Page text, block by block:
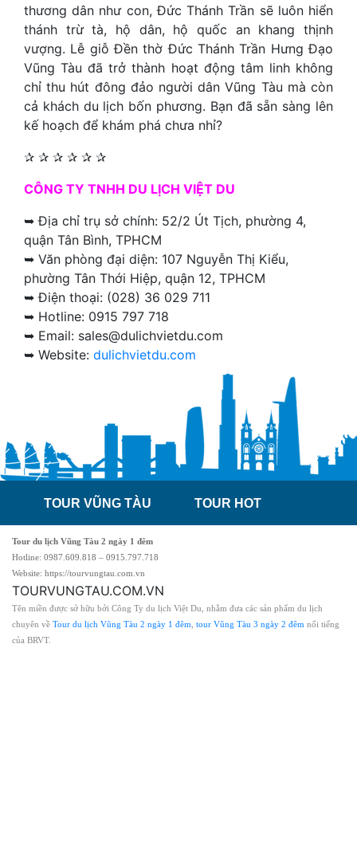
thương dân như con, Đức Thánh Trần sẽ luôn hiển
thánh trừ tà, hộ dân, hộ quốc an khang thịnh
vượng. Lễ giỗ Đền thờ Đức Thánh Trần Hưng Đạo
Vũng Tàu đã trở thành hoạt động tâm linh không
chỉ thu hút đông đảo người dân Vũng Tàu mà còn
cả khách du lịch bốn phương. Bạn đã sẵn sàng lên
kế hoạch để khám phá chưa nhỉ?
✰ ✰ ✰ ✰ ✰ ✰
CÔNG TY TNHH DU LỊCH VIỆT DU
➥ Địa chỉ trụ sở chính: 52/2 Út Tịch, phường 4,
quận Tân Bình, TPHCM
➥ Văn phòng đại diện: 107 Nguyễn Thị Kiểu,
phường Tân Thới Hiệp, quận 12, TPHCM
➥ Điện thoại: (028) 36 029 711
➥ Hotline: 0915 797 718
➥ Email: sales@dulichvietdu.com
➥ Website: dulichvietdu.com
TOUR VŨNG TÀU TOUR HOT
Tour du lịch Vũng Tàu 2 ngày 1 đêm
Hotline: 0987.609.818 – 0915.797.718
Website: https://tourvungtau.com.vn
TOURVUNGTAU.COM.VN
Tên miền được sở hữu bởi Công Ty du lịch Việt Du, nhằm đưa các sản phẩm du lịch
chuyên về Tour du lịch Vũng Tàu 2 ngày 1 đêm tour Vũng Tàu 3 ngày 2 đêm nổi tiếng
của BRVT.